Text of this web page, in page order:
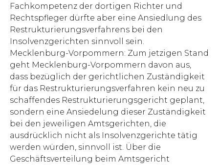
Fachkompetenz der dortigen Richter und
Rechtspfleger dürfte aber eine Ansiedlung des
Restrukturierungsverfahrens bei den
Insolvenzgerichten sinnvoll sein.
Mecklenburg-Vorpommern: Zum jetzigen Stand
geht Mecklenburg-Vorpommern davon aus,
dass bezüglich der gerichtlichen Zuständigkeit
für das Restrukturierungsverfahren kein neu zu
schaffendes Restrukturierungsgericht geplant,
sondern eine Ansiedelung dieser Zuständigkeit
bei den jeweiligen Amtsgerichten, die
ausdrücklich nicht als Insolvenzgerichte tätig
werden würden, sinnvoll ist. Über die
Geschäftsverteilung beim Amtsgericht